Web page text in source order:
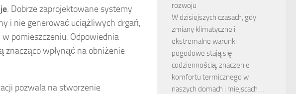
. Dobrze zaprojektowane systemy
i nie generować uciążliwych drgań,
pomieszczeniu. Odpowiednia
wpłynąć na obniżenie
pozwala na stworzenie
rozwoju
W dzisiejszych czasach, gdy
zmiany klimatyczne i
ekstremalne warunki
pogodowe stają się
codziennością, znaczenie
komfortu termicznego w
naszych domach i miejscach …